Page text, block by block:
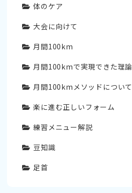
体のケア
大会に向けて
月間100km
月間100kmで実現できた理論
月間100kmメソッドについて
楽に進む正しいフォーム
練習メニュー解説
豆知識
足首